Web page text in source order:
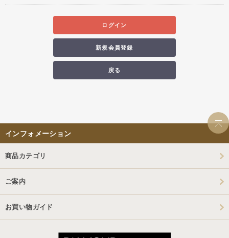
ログイン
新規会員登録
戻る
インフォメーション
商品カテゴリ
ご案内
お買い物ガイド